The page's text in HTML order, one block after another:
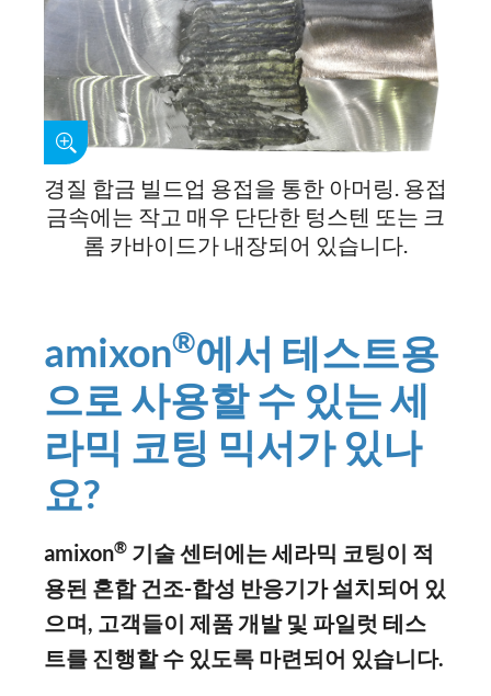
경질 합금 빌드업 용접을 통한 아머링. 용접
금속에는 작고 매우 단단한 텅스텐 또는 크
롬 카바이드가 내장되어 있습니다.
amixon®에서 테스트용
으로 사용할 수 있는 세
라믹 코팅 믹서가 있나
요?
amixon® 기술 센터에는 세라믹 코팅이 적
용된 혼합 건조-합성 반응기가 설치되어 있
으며, 고객들이 제품 개발 및 파일럿 테스
트를 진행할 수 있도록 마련되어 있습니다.